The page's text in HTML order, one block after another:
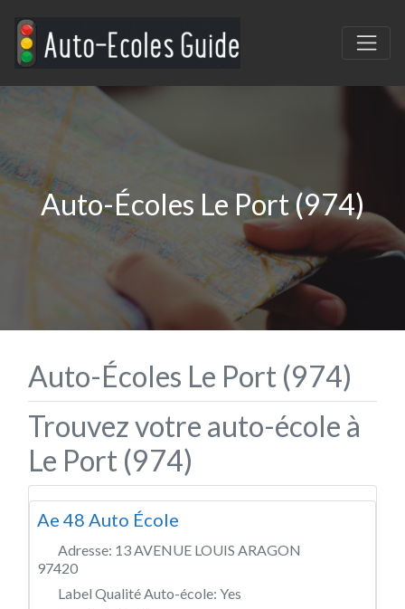
Auto-Écoles Le Port (974)
Auto-Écoles Le Port (974)
Trouvez votre auto-école à
Le Port (974)
Ae 48 Auto École
Adresse: 13 AVENUE LOUIS ARAGON
97420
Label Qualité Auto-école: Yes